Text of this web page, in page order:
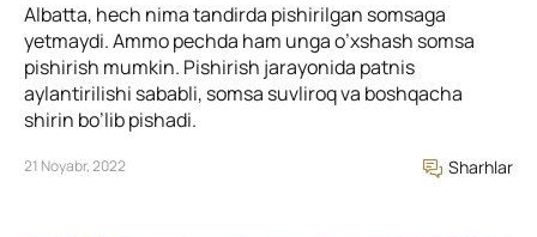
Albatta, hech nima tandirda pishirilgan somsaga
yetmaydi. Ammo pechda ham unga o’xshash somsa
pishirish mumkin. Pishirish jarayonida patnis
aylantirilishi sababli, somsa suvliroq va boshqacha
shirin bo’lib pishadi.
21 Noyabr, 2022 Sharhlar